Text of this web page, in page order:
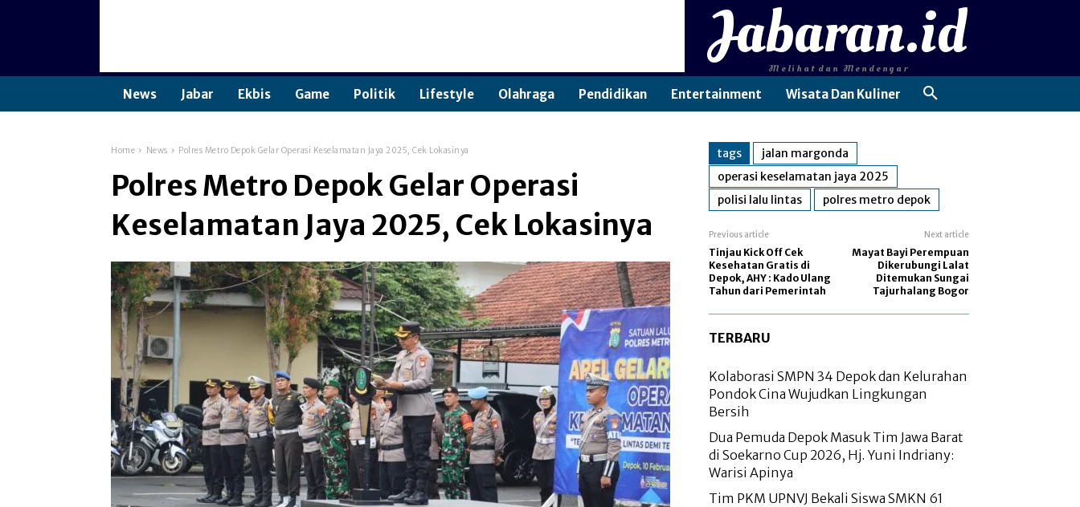
Jabaran.id
Melihat dan Mendengar
News Jabar Ekbis Game Politik Lifestyle Olahraga Pendidikan Entertainment Wisata Dan Kuliner
Home News Polres Metro Depok Gelar Operasi Keselamatan Jaya 2025, Cek Lokasinya
Polres Metro Depok Gelar Operasi
Keselamatan Jaya 2025, Cek Lokasinya
tags
jalan margonda
operasi keselamatan jaya 2025
polisi lalu lintas
polres metro depok
Previous article
Tinjau Kick Off Cek
Kesehatan Gratis di
Depok, AHY : Kado Ulang
Tahun dari Pemerintah
Next article
Mayat Bayi Perempuan
Dikerubungi Lalat
Ditemukan Sungai
Tajurhalang Bogor
TERBARU
Kolaborasi SMPN 34 Depok dan Kelurahan
Pondok Cina Wujudkan Lingkungan
Bersih
Dua Pemuda Depok Masuk Tim Jawa Barat
di Soekarno Cup 2026, Hj. Yuni Indriany:
Warisi Apinya
Tim PKM UPNVJ Bekali Siswa SMKN 61